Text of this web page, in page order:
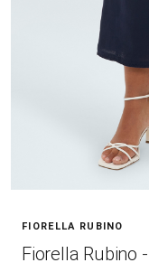
FIORELLA RUBINO
Fiorella Rubino